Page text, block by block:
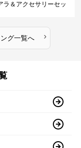
ラ＆アクセサリーセッ
グ一覧へ ›